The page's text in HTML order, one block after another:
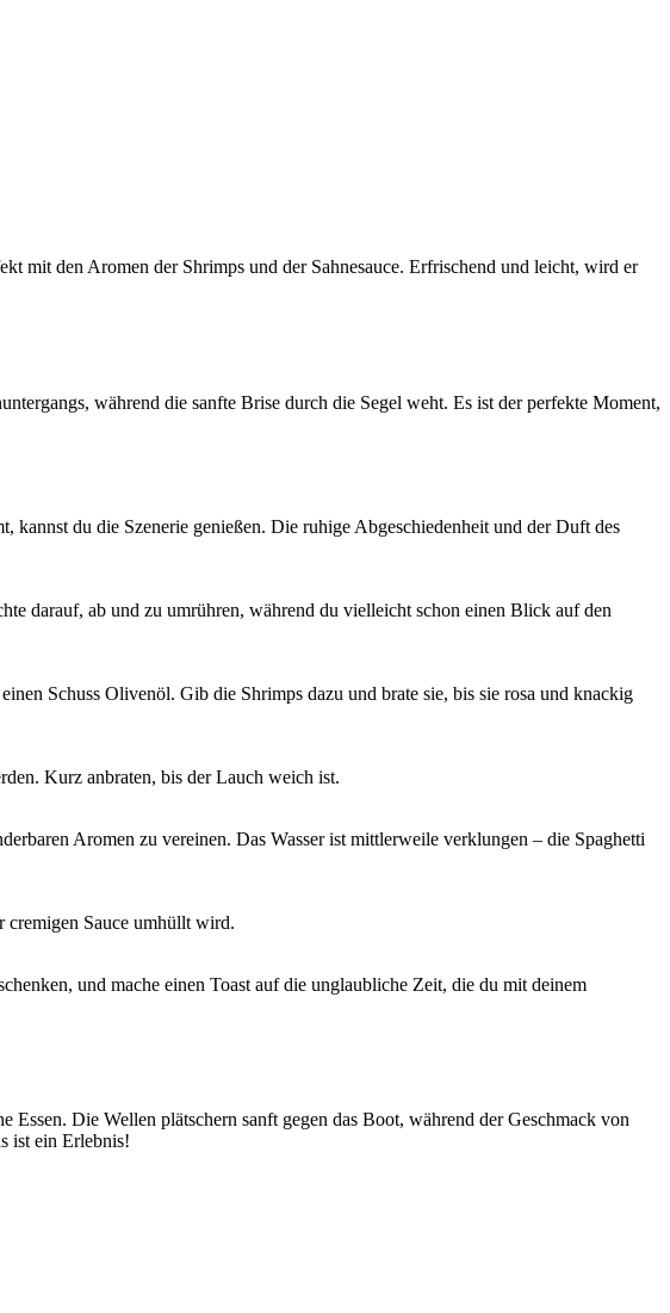
mit den Aromen der Shrimps und der Sahnesauce. Erfrischend und leicht, wird er
während die sanfte Brise durch die Segel weht. Es ist der perfekte Moment,
kannst du die Szenerie genießen. Die ruhige Abgeschiedenheit und der Duft des
darauf, ab und zu umrühren, während du vielleicht schon einen Blick auf den
Schuss Olivenöl. Gib die Shrimps dazu und brate sie, bis sie rosa und knackig
Kurz anbraten, bis der Lauch weich ist.
Aromen zu vereinen. Das Wasser ist mittlerweile verklungen – die Spaghetti
cremigen Sauce umhüllt wird.
und mache einen Toast auf die unglaubliche Zeit, die du mit deinem
Die Wellen plätschern sanft gegen das Boot, während der Geschmack von
ist ein Erlebnis!